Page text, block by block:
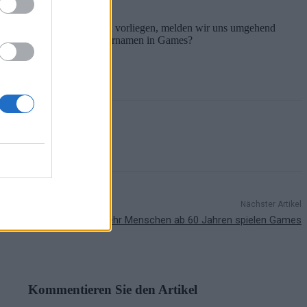
neue Informationen vorliegen, melden wir uns umgehend
ihr zur Pflicht von Klarnamen in Games?
Nächster Artikel
Immer mehr Menschen ab 60 Jahren spielen Games
Kommentieren Sie den Artikel